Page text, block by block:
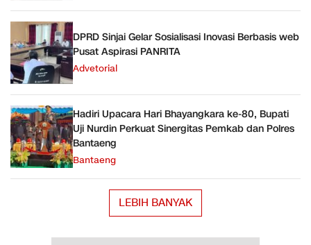
DPRD Sinjai Gelar Sosialisasi Inovasi Berbasis web
Pusat Aspirasi PANRITA
Advetorial
Hadiri Upacara Hari Bhayangkara ke-80, Bupati
Uji Nurdin Perkuat Sinergitas Pemkab dan Polres
Bantaeng
Bantaeng
LEBIH BANYAK